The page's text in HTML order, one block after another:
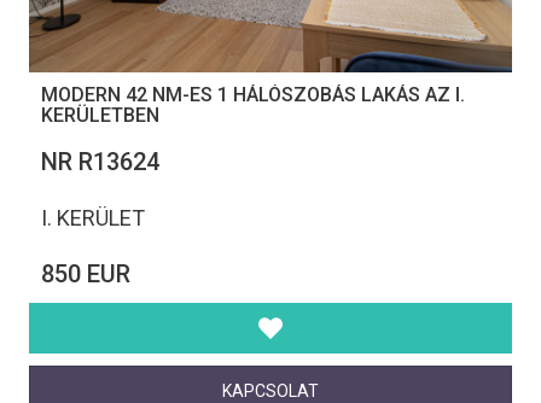
MODERN 42 NM-ES 1 HÁLÓSZOBÁS LAKÁS AZ I.
KERÜLETBEN
NR R13624
I. KERÜLET
850 EUR
KAPCSOLAT